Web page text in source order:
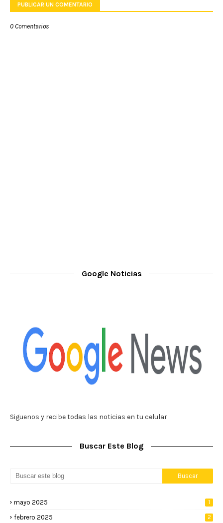
PUBLICAR UN COMENTARIO
0 Comentarios
Google Noticias
Siguenos y recibe todas las noticias en tu celular
Buscar Este Blog
mayo 2025 1
febrero 2025 2